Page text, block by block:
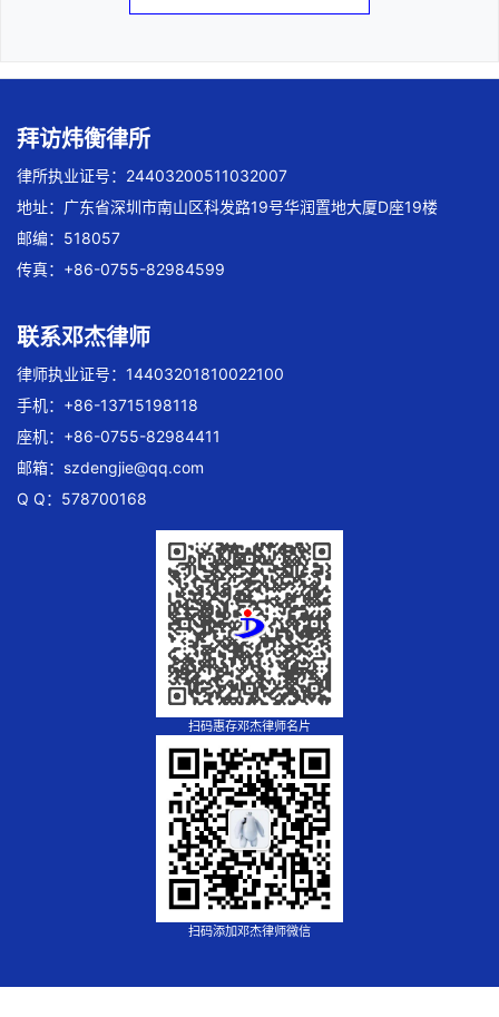
拜访炜衡律所
律所执业证号：24403200511032007
地址：广东省深圳市南山区科发路19号华润置地大厦D座19楼
邮编：518057
传真：+86-0755-82984599
联系邓杰律师
律师执业证号：14403201810022100
手机：+86-13715198118
座机：+86-0755-82984411
邮箱： szdengjie@qq.com
Q Q：578700168
扫码惠存邓杰律师名片
扫码添加邓杰律师微信